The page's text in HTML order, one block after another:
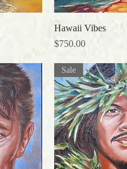
クイック
Hawaii Vibes
価格
$750.00
Sale